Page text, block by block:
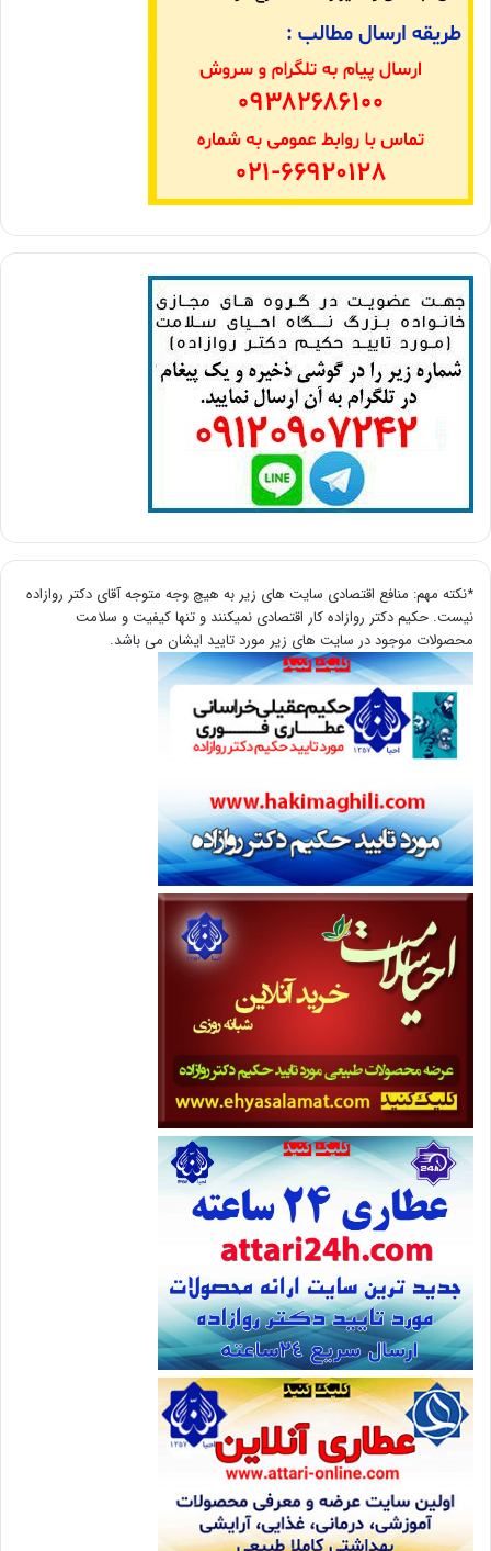
*نکته مهم: منافع اقتصادی سایت های زیر به هیچ وجه متوجه آقای دکتر روازاده
نیست. حکیم دکتر روازاده کار اقتصادی نمیکنند و تنها کیفیت و سلامت
محصولات موجود در سایت های زیر مورد تایید ایشان می باشد.